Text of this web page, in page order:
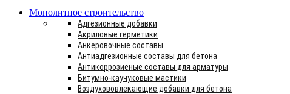
Монолитное строительство
Адгезионные добавки
Акриловые герметики
Анкеровочные составы
Антиадгезионные составы для бетона
Антикоррозиеные составы для арматуры
Битумно-каучуковые мастики
Воздухововлекающие добавки для бетона